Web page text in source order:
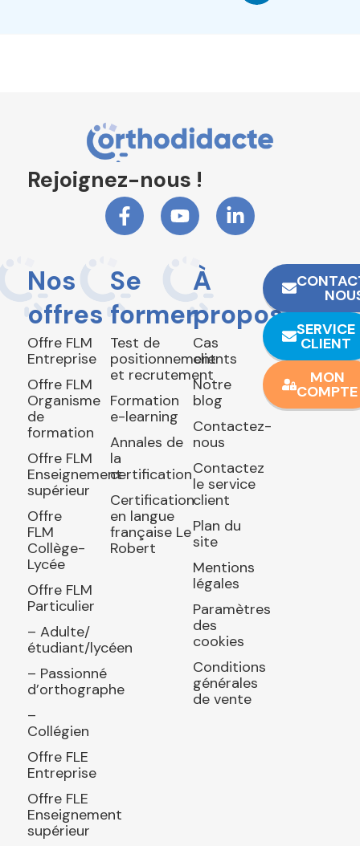
Rejoignez-nous !
Nos
offres
Offre FLM
Entreprise
Offre FLM
Organisme
de
formation
Offre FLM
Enseignement
supérieur
Offre
FLM
Collège-
Lycée
Offre FLM
Particulier
– Adulte/
étudiant/lycéen
– Passionné
d’orthographe
–
Collégien
Offre FLE
Entreprise
Offre FLE
Enseignement
supérieur
Se
former
Test de
positionnement
et recrutement
Formation
e-learning
Annales de
la
certification
Certification
en langue
française Le
Robert
À
propos
Cas
clients
Notre
blog
Contactez-
nous
Contactez
le service
client
Plan du
site
Mentions
légales
Paramètres
des
cookies
Conditions
générales
de vente
SERVICE
CLIENT
MON
COMPTE